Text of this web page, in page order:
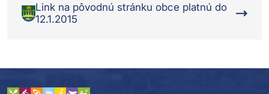
Link na pôvodnú stránku obce platnú do
12.1.2015